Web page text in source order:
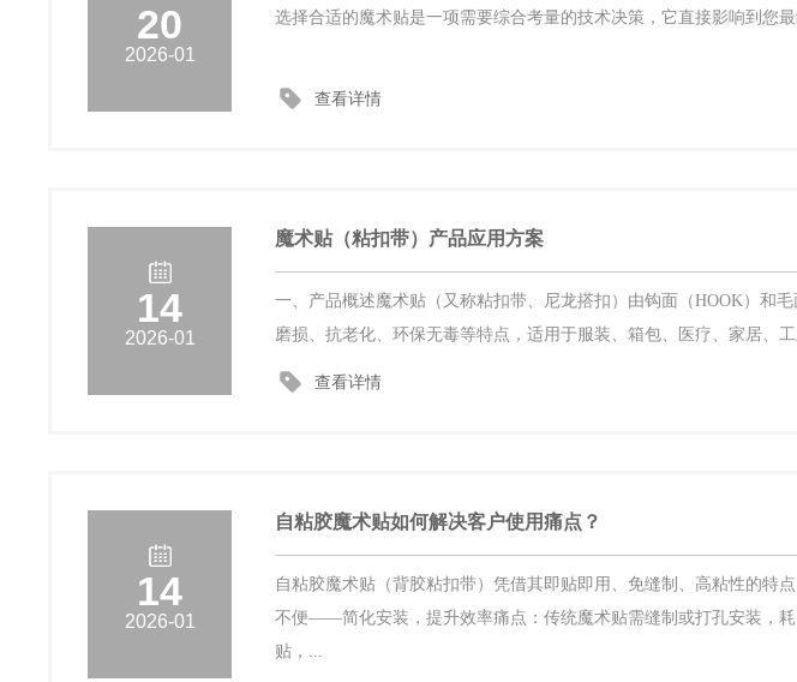
20
2026-01
选择合适的魔术贴是一项需要综合考量的技术决策，它直接影响到您
查看详情
14
2026-01
魔术贴（粘扣带）产品应用方案
一、产品概述魔术贴（又称粘扣带、尼龙搭扣）由钩面（HOOK）和
磨损、抗老化、环保无毒等特点，适用于服装、箱包、医疗、家居
查看详情
14
2026-01
自粘胶魔术贴如何解决客户使用痛点？
自粘胶魔术贴（背胶粘扣带）凭借其即贴即用、免缝制、高粘性的特
不便——简化安装，提升效率痛点：传统魔术贴需缝制或打孔安装，
贴，...